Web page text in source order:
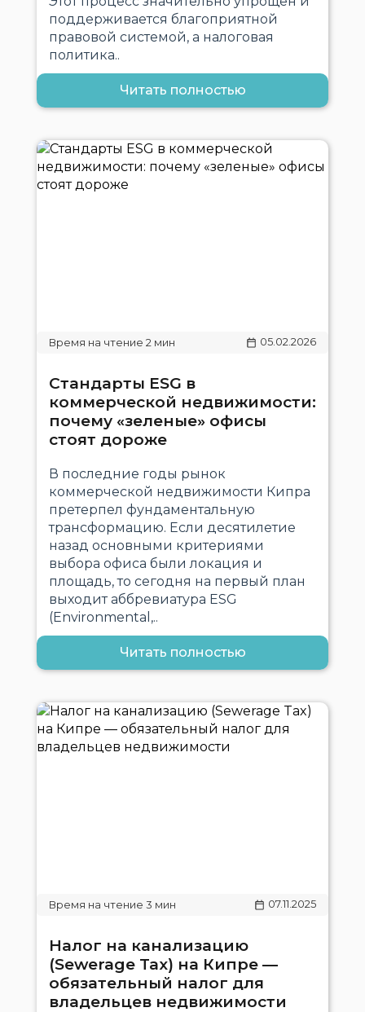
поддерживается благоприятной
правовой системой, а налоговая
политика..
Читать полностью
05.02.2026
Стандарты ESG в
коммерческой недвижимости:
почему «зеленые» офисы
стоят дороже
В последние годы рынок
коммерческой недвижимости Кипра
претерпел фундаментальную
трансформацию. Если десятилетие
назад основными критериями
выбора офиса были локация и
площадь, то сегодня на первый план
выходит аббревиатура ESG
(Environmental,..
Читать полностью
07.11.2025
Налог на канализацию
(Sewerage Tax) на Кипре —
обязательный налог для
владельцев недвижимости